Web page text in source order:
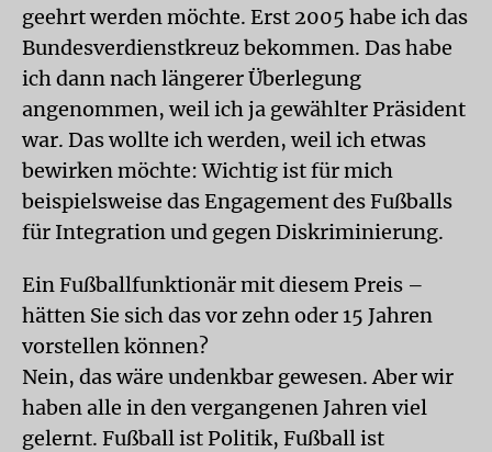
geehrt werden möchte. Erst 2005 habe ich das
Bundesverdienstkreuz bekommen. Das habe
ich dann nach längerer Überlegung
angenommen, weil ich ja gewählter Präsident
war. Das wollte ich werden, weil ich etwas
bewirken möchte: Wichtig ist für mich
beispielsweise das Engagement des Fußballs
für Integration und gegen Diskriminierung.
Ein Fußballfunktionär mit diesem Preis –
hätten Sie sich das vor zehn oder 15 Jahren
vorstellen können?
Nein, das wäre undenkbar gewesen. Aber wir
haben alle in den vergangenen Jahren viel
gelernt. Fußball ist Politik, Fußball ist